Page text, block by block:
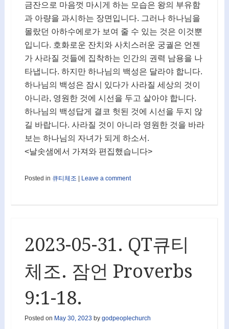
금잔으로 마음껏 마시게 하는 모습은 왕의 부유함
과 아량을 과시하는 장면입니다. 그러나 하나님을
몰랐던 아하수에로가 보여 줄 수 있는 것은 이것뿐
입니다. 호화로운 잔치와 사치스러운 궁궐은 언젠
가 사라질 것들에 집착하는 인간의 권력 남용을 나
타냅니다. 하지만 하나님의 백성은 달라야 합니다.
하나님의 백성은 잠시 있다가 사라질 세상의 것이
아니라, 영원한 것에 시선을 두고 살아야 합니다.
하나님의 백성답게 결코 헛된 것에 시선을 두지 않
길 바랍니다. 사라질 것이 아니라 영원한 것을 바라
보는 하나님의 자녀가 되게 하소서.
<날솟샘에서 가져와 편집했습니다>
Posted in 큐티체조 Leave a comment
2023-05-31. QT큐티
체조. 잠언 Proverbs
9:1-18.
Posted on May 30, 2023 by godpeoplechurch